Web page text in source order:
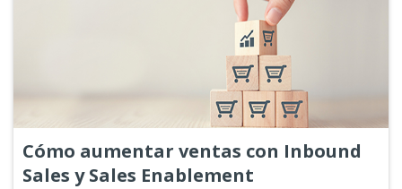
Cómo aumentar ventas con Inbound
Sales y Sales Enablement